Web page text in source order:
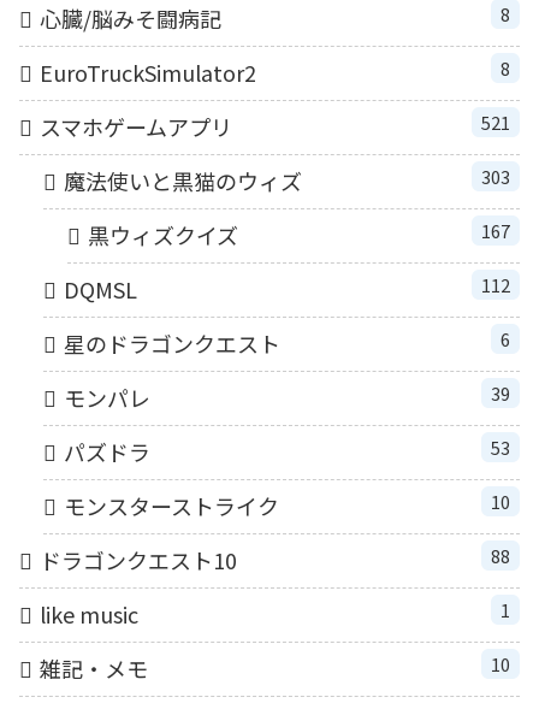
心臓/脳みそ闘病記 8
EuroTruckSimulator2 8
スマホゲームアプリ 521
魔法使いと黒猫のウィズ 303
黒ウィズクイズ 167
DQMSL 112
星のドラゴンクエスト 6
モンパレ 39
パズドラ 53
モンスターストライク 10
ドラゴンクエスト10 88
like music 1
雑記・メモ 10